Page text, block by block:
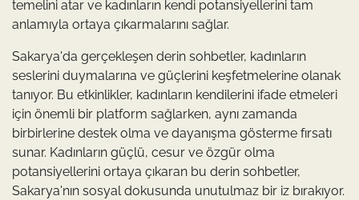
temelini atar ve kadınların kendi potansiyellerini tam
anlamıyla ortaya çıkarmalarını sağlar.
Sakarya'da gerçekleşen derin sohbetler, kadınların
seslerini duymalarına ve güçlerini keşfetmelerine olanak
tanıyor. Bu etkinlikler, kadınların kendilerini ifade etmeleri
için önemli bir platform sağlarken, aynı zamanda
birbirlerine destek olma ve dayanışma gösterme fırsatı
sunar. Kadınların güçlü, cesur ve özgür olma
potansiyellerini ortaya çıkaran bu derin sohbetler,
Sakarya'nın sosyal dokusunda unutulmaz bir iz bırakıyor.